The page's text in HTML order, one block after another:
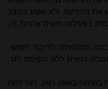
את ההודעה, ולא שקוע במצב
בפעילות חיונית אחרת. [ה,
המתאימה לדיבור חופשי,
רגשית ללא חשיפת יתר.
בשיחה באופן רגוע. רצוי לתת